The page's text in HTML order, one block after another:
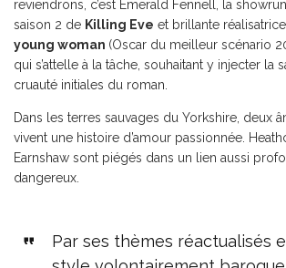
reviendrons, c’est Emerald Fennell, la
saison 2 de Killing Eve et brillante
young woman (Oscar du meilleur scénario
qui s’attelle à la tâche, souhaitant y injecter la
cruauté initiales du roman.
Dans les terres sauvages du Yorkshire, deux
vivent une histoire d’amour passionnée.
Earnshaw sont piégés dans un lien aussi
dangereux.
Par ses thèmes réactualisés